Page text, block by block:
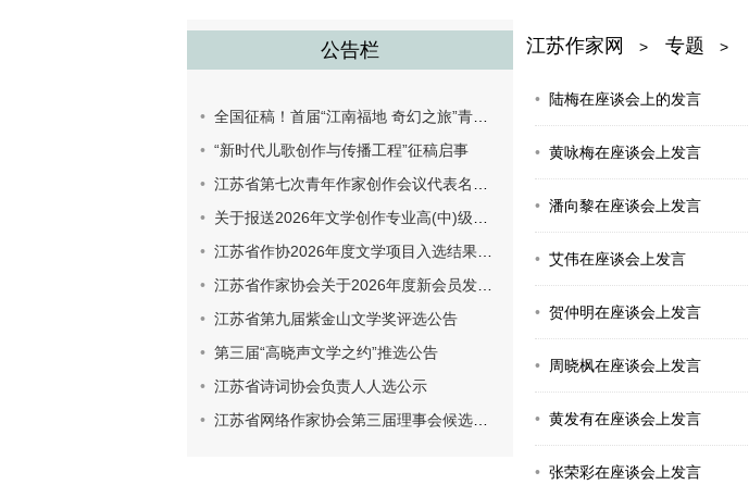
公告栏
全国征稿！首届“江南福地 奇幻之旅”青少年童话创作大赛开始了
“新时代儿歌创作与传播工程”征稿启事
江苏省第七次青年作家创作会议代表名册和登记表
关于报送2026年文学创作专业高(中)级专业技术资格评审材料的通知
江苏省作协2026年度文学项目入选结果公示
江苏省作家协会关于2026年度新会员发展工作的通知
江苏省第九届紫金山文学奖评选公告
第三届“高晓声文学之约”推选公告
江苏省诗词协会负责人人选公示
江苏省网络作家协会第三届理事会候选人建议人选名单公示
江苏作家网 > 专题 >
陆梅在座谈会上的发言
黄咏梅在座谈会上发言
潘向黎在座谈会上发言
艾伟在座谈会上发言
贺仲明在座谈会上发言
周晓枫在座谈会上发言
黄发有在座谈会上发言
张荣彩在座谈会上发言